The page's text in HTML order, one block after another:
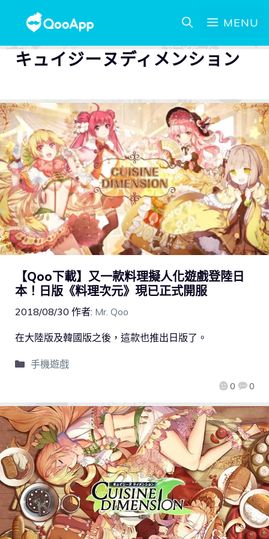
MENU
キュイジーヌディメンション
【Qoo下載】又一款料理擬人化遊戲登陸日
本！日版《料理次元》現已正式開服
2018/08/30 作者: Mr. Qoo
0 0
在大陸版及韓國版之後，這款也推出日版了。
手機遊戲